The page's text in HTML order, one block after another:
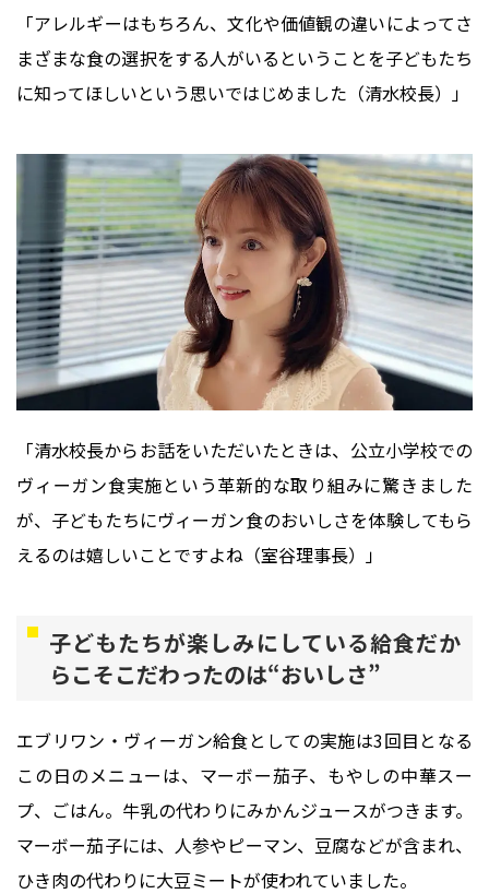
「アレルギーはもちろん、文化や価値観の違いによってさ
まざまな食の選択をする人がいるということを子どもたち
に知ってほしいという思いではじめました（清水校長）」
「清水校長からお話をいただいたときは、公立小学校での
ヴィーガン食実施という革新的な取り組みに驚きました
が、子どもたちにヴィーガン食のおいしさを体験してもら
えるのは嬉しいことですよね（室谷理事長）」
子どもたちが楽しみにしている給食だか
らこそこだわったのは“おいしさ”
エブリワン・ヴィーガン給食としての実施は3回目となる
この日のメニューは、マーボー茄子、もやしの中華スー
プ、ごはん。牛乳の代わりにみかんジュースがつきます。
マーボー茄子には、人参やピーマン、豆腐などが含まれ、
ひき肉の代わりに大豆ミートが使われていました。